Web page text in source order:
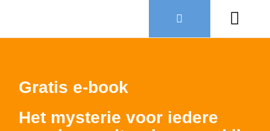
Gratis e-book
Het mysterie voor iedere